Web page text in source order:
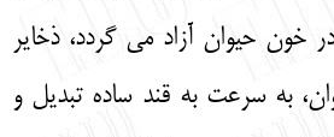
خون حیوان آزاد می‌ گردد، ذخایر
به سرعت به قند ساده تبدیل و